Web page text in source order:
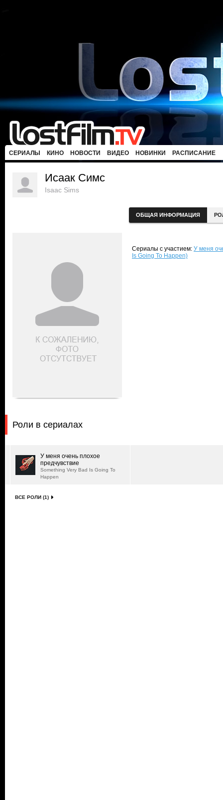
СЕРИАЛЫ КИНО НОВОСТИ ВИДЕО НОВИНКИ РАСПИСАНИЕ
Исаак Симc
Isaac Sims
ОБЩАЯ ИНФОРМАЦИЯ
Сериалы с участием: У меня
Is Going To Happen)
Роли в сериалах
У меня очень плохое
предчувствие
Something Very Bad Is Going To
Happen
ВСЕ РОЛИ (1)